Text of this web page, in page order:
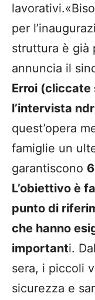
per
struttura è già
annuncia il
Erroi (cliccate
l’intervista
quest’opera
famiglie un
garantiscono
L’obiettivo è
punto di
che hanno
importanti.
sera, i piccoli
sicurezza e